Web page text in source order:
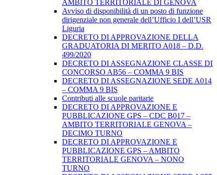
AMBITO TERRITORIALE DI GENOVA
Avviso di disponibilità di un posto di funzione
dirigenziale non generale dell’Ufficio I dell’USR
Liguria
DECRETO DI APPROVAZIONE DELLA
GRADUATORIA DI MERITO A018 – D.D.
499/2020
DECRETO DI ASSEGNAZIONE CLASSE DI
CONCORSO AB56 – COMMA 9 BIS
DECRETO DI ASSEGNAZIONE SEDE A014
– COMMA 9 BIS
Contributi alle scuole paritarie
DECRETO DI APPROVAZIONE E
PUBBLICAZIONE GPS – CDC B017 –
AMBITO TERRITORIALE GENOVA –
DECIMO TURNO
DECRETO DI APPROVAZIONE E
PUBBLICAZIONE GPS – AMBITO
TERRITORIALE GENOVA – NONO
TURNO